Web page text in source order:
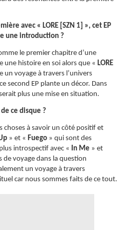
avec « LORE [SZN 1] », cet EP
une introduction ?
le premier chapitre d’une
une histoire en soi alors que « LORE
un voyage à travers l’univers
second EP plante un décor. Dans
plus une mise en situation.
ce disque ?
choses à savoir un côté positif et
» et « Fuego » qui sont des
introspectif avec « In Me » et
de voyage dans la question
un voyage à travers
car nous sommes faits de ce tout.